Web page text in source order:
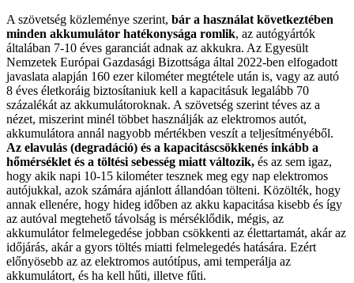
A szövetség közleménye szerint, bár a használat következtében
minden akkumulátor hatékonysága romlik, az autógyártók
általában 7-10 éves garanciát adnak az akkukra. Az Egyesült
Nemzetek Európai Gazdasági Bizottsága által 2022-ben elfogadott
javaslata alapján 160 ezer kilométer megtétele után is, vagy az autó
8 éves életkoráig biztosítaniuk kell a kapacitásuk legalább 70
százalékát az akkumulátoroknak. A szövetség szerint téves az a
nézet, miszerint minél többet használják az elektromos autót,
akkumulátora annál nagyobb mértékben veszít a teljesítményéből.
Az elavulás (degradáció) és a kapacitáscsökkenés inkább a
hőmérséklet és a töltési sebesség miatt változik, és az sem igaz,
hogy akik napi 10-15 kilométer tesznek meg egy nap elektromos
autójukkal, azok számára ajánlott állandóan tölteni. Közölték, hogy
annak ellenére, hogy hideg időben az akku kapacitása kisebb és így
az autóval megtehető távolság is mérséklődik, mégis, az
akkumulátor felmelegedése jobban csökkenti az élettartamát, akár az
időjárás, akár a gyors töltés miatti felmelegedés hatására. Ezért
előnyösebb az az elektromos autótípus, ami temperálja az
akkumulátort, és ha kell hűti, illetve fűti.